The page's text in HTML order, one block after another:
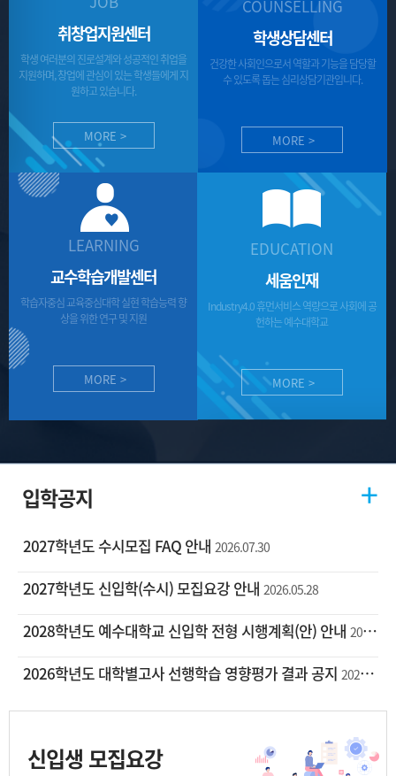
취창업지원센터
학생 여러분의 진로설계와 성공적인 취업을
지원하며,창업에 관심이 있는 학생들에게 지
원하고 있습니다.
MORE >
COUNSELLING
학생상담센터
건강한 사회인으로서 역할과 기능을 담당할
수 있도록돕는 심리상담기관입니다.
MORE >
LEARNING
교수학습개발센터
학습자중심 교육중심대학 실현학습능력 향
상을 위한 연구 및 지원
MORE >
EDUCATION
세움인재
Industry4.0 휴먼서비스 역량으로사회에 공
헌하는 예수대학교
MORE >
입학공지
2027학년도 수시모집 FAQ 안내 2026.07.30
2027학년도 신입학(수시) 모집요강 안내 2026.05.28
2028학년도 예수대학교 신입학 전형 시행계획(안) 안내 2026.04.29
2026학년도 대학별고사 선행학습 영향평가 결과 공지 2026.03.31
신입생 모집요강